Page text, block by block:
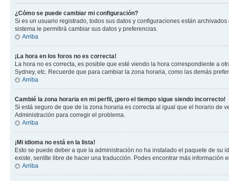
¿Cómo se puede cambiar mi configuración?
Si es un usuario registrado, todos sus datos y configuraciones están
sistema le permitirá cambiar sus datos y preferencias.
Arriba
¡La hora en los foros no es correcta!
La hora no es correcta, es posible que esté viendo la hora correspondiente a
Sydney, etc. Recuerde que para cambiar la zona horaria, como las demás
Arriba
Cambié la zona horaria en mi perfil, ¡pero el tiempo sigue siendo incorrecto!
Si está seguro de que de la zona horaria es correcta al igual que el horario de
Administración para corregir el problema.
Arriba
¡Mi idioma no está en la lista!
Esto se puede deber a que la administración no ha instalado el paquete de
existe, sentíte libre de hacer una traducción. Podes encontrar más información
Arriba